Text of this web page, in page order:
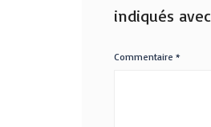
indiqués avec
Commentaire *